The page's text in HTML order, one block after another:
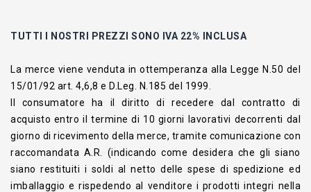
TUTTI I NOSTRI PREZZI SONO IVA 22% INCLUSA
La merce viene venduta in ottemperanza alla Legge N.50 del
15/01/92 art. 4,6,8 e D.Leg. N.185 del 1999.
Il consumatore ha il diritto di recedere dal contratto di
acquisto entro il termine di 10 giorni lavorativi decorrenti dal
giorno di ricevimento della merce, tramite comunicazione con
raccomandata A.R. (indicando come desidera che gli siano
siano restituiti i soldi al netto delle spese di spedizione ed
imballaggio e rispedendo al venditore i prodotti integri nella